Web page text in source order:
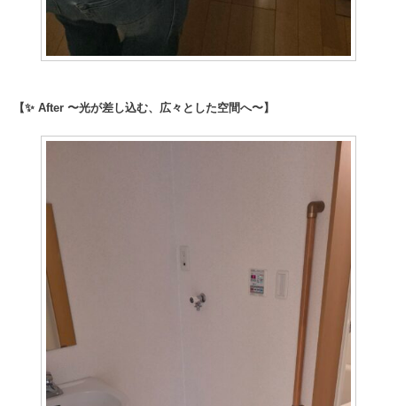
【✨ After 〜光が差し込む、広々とした空間へ〜】